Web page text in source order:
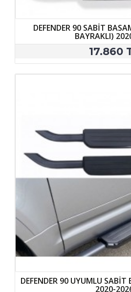
DEFENDER 90 SABİT
BAYRAKLI)
17.860
DEFENDER 90 UYUMLU
2020-